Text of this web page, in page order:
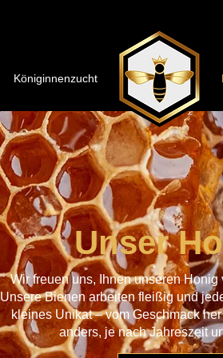
Königinnenzucht
Unser
Wir freuen uns, Ihnen unseren Honig
Unsere Bienen arbeiten fleißig und
kleines Unikat – vom Geschmack
anders, je nach Jahreszeit